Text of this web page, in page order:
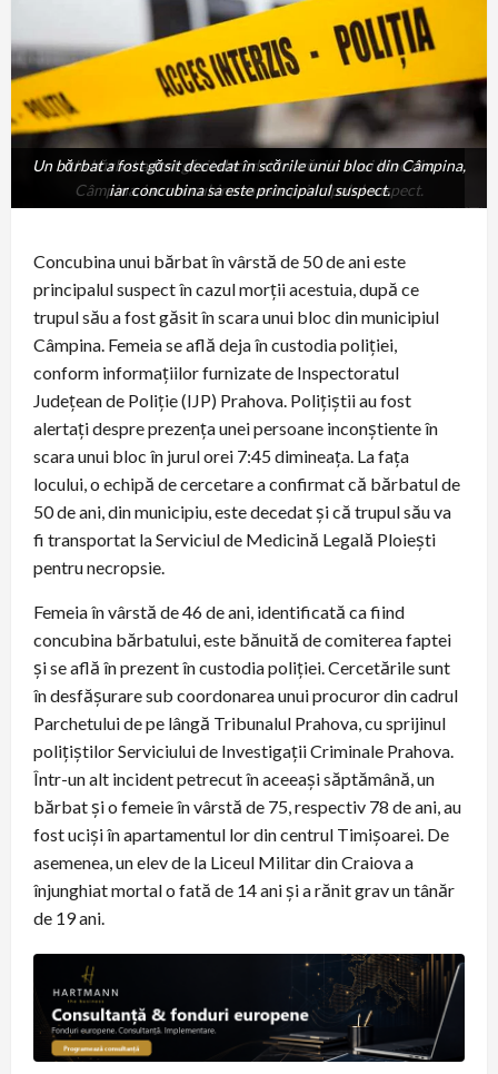
Un bărbat a fost găsit decedat în scările unui bloc din
Câmpina, iar concubina sa este principalul suspect.
Un bărbat a fost găsit decedat în scările unui bloc din Câmpina,
iar concubina sa este principalul suspect.
Concubina unui bărbat în vârstă de 50 de ani este
principalul suspect în cazul morții acestuia, după ce
trupul său a fost găsit în scara unui bloc din municipiul
Câmpina. Femeia se află deja în custodia poliției,
conform informațiilor furnizate de Inspectoratul
Județean de Poliție (IJP) Prahova. Polițiștii au fost
alertați despre prezența unei persoane inconștiente în
scara unui bloc în jurul orei 7:45 dimineața. La fața
locului, o echipă de cercetare a confirmat că bărbatul de
50 de ani, din municipiu, este decedat și că trupul său va
fi transportat la Serviciul de Medicină Legală Ploiești
pentru necropsie.
Femeia în vârstă de 46 de ani, identificată ca fiind
concubina bărbatului, este bănuită de comiterea faptei
și se află în prezent în custodia poliției. Cercetările sunt
în desfășurare sub coordonarea unui procuror din cadrul
Parchetului de pe lângă Tribunalul Prahova, cu sprijinul
polițiștilor Serviciului de Investigații Criminale Prahova.
Într-un alt incident petrecut în aceeași săptămână, un
bărbat și o femeie în vârstă de 75, respectiv 78 de ani, au
fost uciși în apartamentul lor din centrul Timișoarei. De
asemenea, un elev de la Liceul Militar din Craiova a
înjunghiat mortal o fată de 14 ani și a rănit grav un tânăr
de 19 ani.